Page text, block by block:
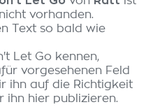
vorhanden.
Text so bald wie
Let Go kennen,
vorgesehenen Feld
ihn auf die Richtigkeit
ihn hier publizieren.